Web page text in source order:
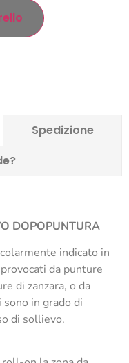
Spedizione
DOPOPUNTURA
indicato in
da punture
di zanzara, o da
in grado di
di sollievo.